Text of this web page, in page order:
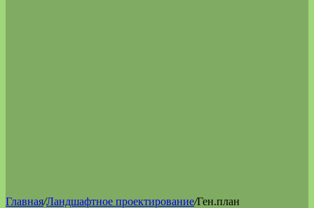
Главная/Ландшафтное проектирование/Ген.план